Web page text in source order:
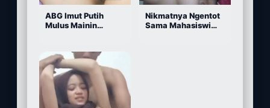
ABG Imut Putih
Mulus Mainin
Nikmatnya Ngentot
Sama Mahasiswi